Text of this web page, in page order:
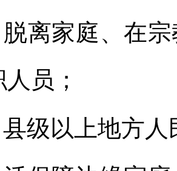
脱离家庭、在
员；
县级以上地方